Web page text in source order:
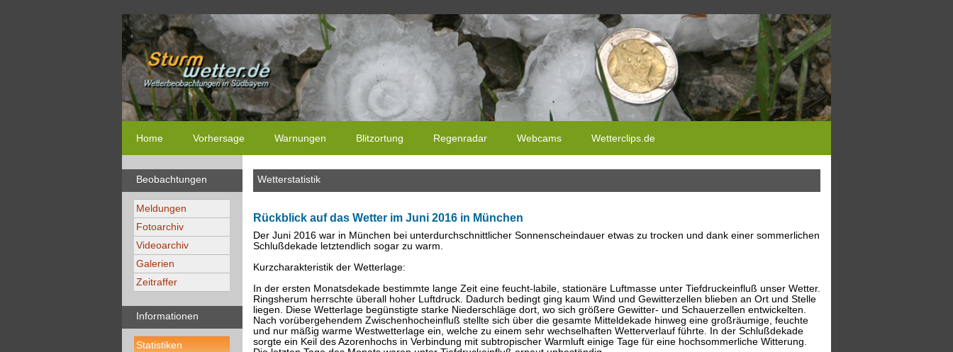
Home Vorhersage Warnungen Blitzortung Regenradar Webcams Wetterclips.de
Beobachtungen
Meldungen
Fotoarchiv
Videoarchiv
Galerien
Zeitraffer
Informationen
Statistiken
Wetterstatistik
Rückblick auf das Wetter im Juni 2016 in München
Der Juni 2016 war in München bei unterdurchschnittlicher Sonnenscheindauer etwas zu trocken und dank einer sommerlichen
Schlußdekade letztendlich sogar zu warm.
Kurzcharakteristik der Wetterlage:
In der ersten Monatsdekade bestimmte lange Zeit eine feucht-labile, stationäre Luftmasse unter Tiefdruckeinfluß unser Wetter.
Ringsherum herrschte überall hoher Luftdruck. Dadurch bedingt ging kaum Wind und Gewitterzellen blieben an Ort und Stelle
liegen. Diese Wetterlage begünstigte starke Niederschläge dort, wo sich größere Gewitter- und Schauerzellen entwickelten.
Nach vorübergehendem Zwischenhocheinfluß stellte sich über die gesamte Mitteldekade hinweg eine großräumige, feuchte
und nur mäßig warme Westwetterlage ein, welche zu einem sehr wechselhaften Wetterverlauf führte. In der Schlußdekade
sorgte ein Keil des Azorenhochs in Verbindung mit subtropischer Warmluft einige Tage für eine hochsommerliche Witterung.